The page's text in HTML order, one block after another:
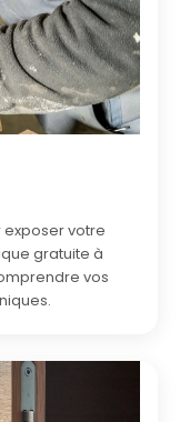
exposer votre
gratuite à
vos